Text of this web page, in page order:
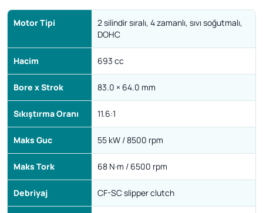
Motor Tipi
2 silindir sıralı, 4 zamanlı, sıvı soğutmalı,
DOHC
Hacim 693 cc
Bore x Strok 83.0 × 64.0 mm
Sıkıştırma Oranı 11.6:1
Maks Guc 55 kW / 8500 rpm
Maks Tork 68 N·m / 6500 rpm
Debriyaj CF-SC slipper clutch